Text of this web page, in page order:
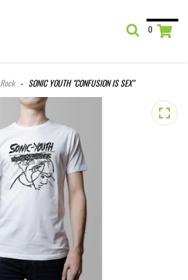
0
Rock - SONIC YOUTH "CONFUSION IS SEX"